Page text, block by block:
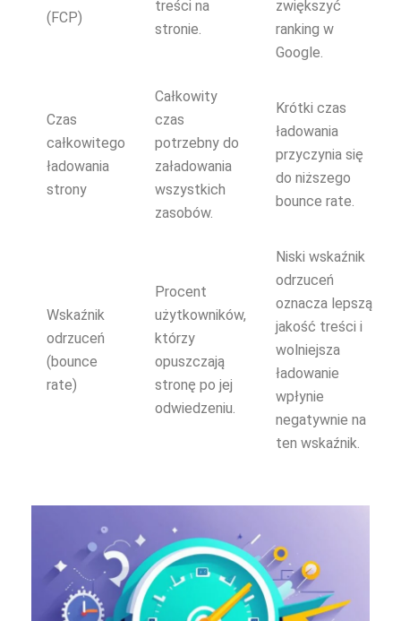
(FCP)
treści na
stronie.
zwiększyć
ranking w
Google.
Czas
całkowitego
ładowania
strony
Całkowity
czas
potrzebny do
załadowania
wszystkich
zasobów.
Krótki czas
ładowania
przyczynia się
do niższego
bounce rate.
Wskaźnik
odrzuceń
(bounce
rate)
Procent
użytkowników,
którzy
opuszczają
stronę po jej
odwiedzeniu.
Niski wskaźnik
odrzuceń
oznacza lepszą
jakość treści i
wolniejsza
ładowanie
wpłynie
negatywnie na
ten wskaźnik.